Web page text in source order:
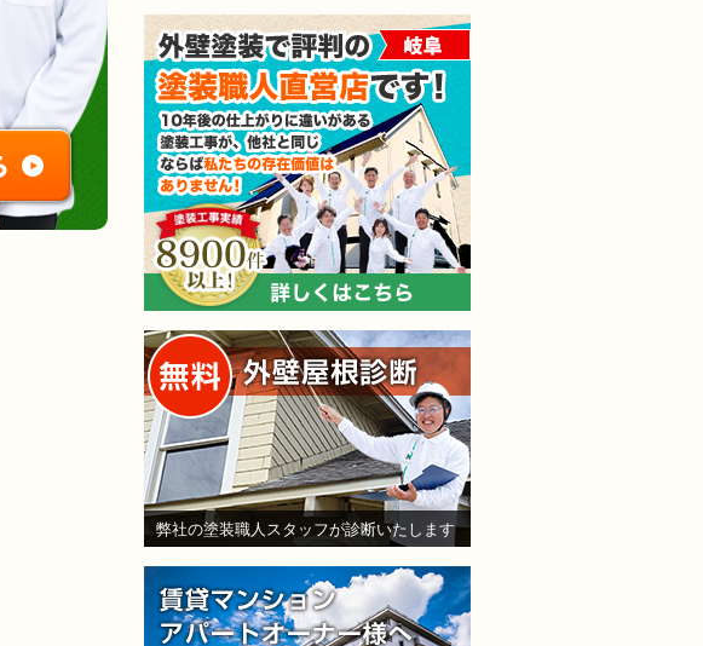
弊社の塗装職人スタッフが診断いたします
断やお問い合わせされても売り込みは一切いたしません！ ご相談だけのお電話
ご相談・ご質問・無料診断のご依頼フォームはこちら